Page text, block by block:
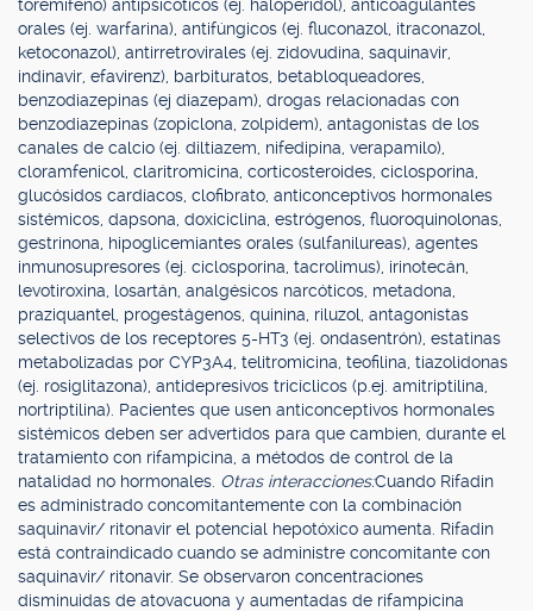
toremifeno) antipsicóticos (ej. haloperidol), anticoagulantes
orales (ej. warfarina), antifúngicos (ej. fluconazol, itraconazol,
ketoconazol), antirretrovirales (ej. zidovudina, saquinavir,
indinavir, efavirenz), barbituratos, betabloqueadores,
benzodiazepinas (ej diazepam), drogas relacionadas con
benzodiazepinas (zopiclona, zolpidem), antagonistas de los
canales de calcio (ej. diltiazem, nifedipina, verapamilo),
cloramfenicol, claritromicina, corticosteroides, ciclosporina,
glucósidos cardíacos, clofibrato, anticonceptivos hormonales
sistémicos, dapsona, doxiciclina, estrógenos, fluoroquinolonas,
gestrinona, hipoglicemiantes orales (sulfanilureas), agentes
inmunosupresores (ej. ciclosporina, tacrolimus), irinotecán,
levotiroxina, losartán, analgésicos narcóticos, metadona,
praziquantel, progestágenos, quinina, riluzol, antagonistas
selectivos de los receptores 5-HT3 (ej. ondasentrón), estatinas
metabolizadas por CYP3A4, telitromicina, teofilina, tiazolidonas
(ej. rosiglitazona), antidepresivos tricíclicos (p.ej. amitriptilina,
nortriptilina). Pacientes que usen anticonceptivos hormonales
sistémicos deben ser advertidos para que cambien, durante el
tratamiento con rifampicina, a métodos de control de la
natalidad no hormonales. Otras interacciones:Cuando Rifadin
es administrado concomitantemente con la combinación
saquinavir/ ritonavir el potencial hepotóxico aumenta. Rifadin
está contraindicado cuando se administre concomitante con
saquinavir/ ritonavir. Se observaron concentraciones
disminuidas de atovacuona y aumentadas de rifampicina